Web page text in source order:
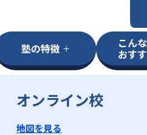
塾の特徴 こん
おす
オンライン校
地図を見る